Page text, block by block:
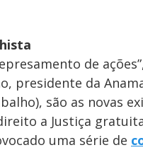
de
presidente da
são as novas
a Justiça
uma série de